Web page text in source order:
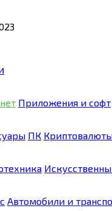
Приложения и софт
ПК
Автомобили и